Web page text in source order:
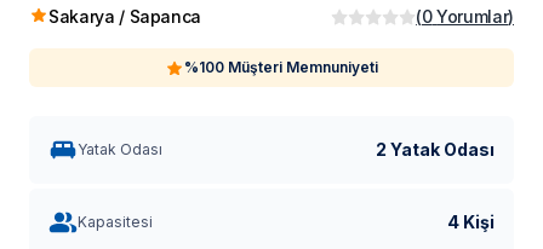
Sakarya / Sapanca (0 Yorumlar)
%100 Müşteri Memnuniyeti
Yatak Odası 2 Yatak Odası
Kapasitesi 4 Kişi